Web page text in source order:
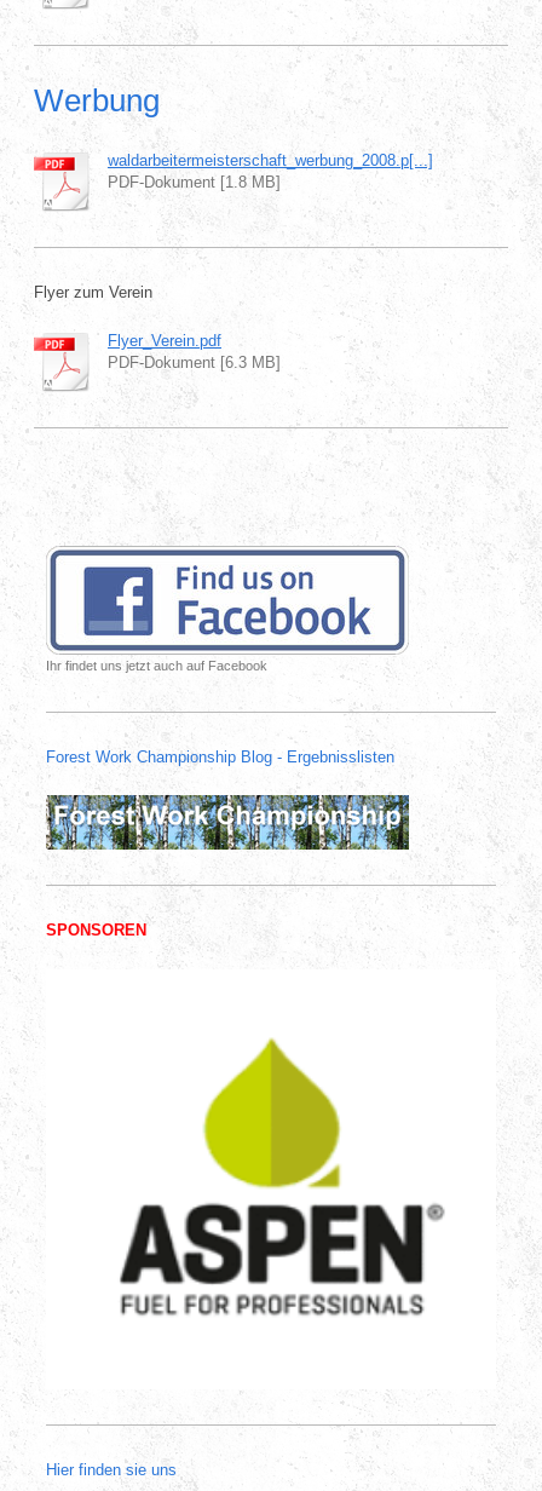
Werbung
waldarbeitermeisterschaft_werbung_2008.p[...]
PDF-Dokument [1.8 MB]
Flyer zum Verein
Flyer_Verein.pdf
PDF-Dokument [6.3 MB]
Ihr findet uns jetzt auch auf Facebook
Forest Work Championship Blog - Ergebnisslisten
SPONSOREN
Hier finden sie uns